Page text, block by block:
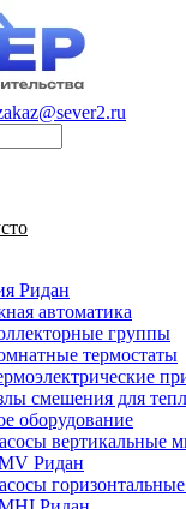
Ридан
автоматика
группы
термостаты
смешения для
оборудование
вертикальные
Ридан